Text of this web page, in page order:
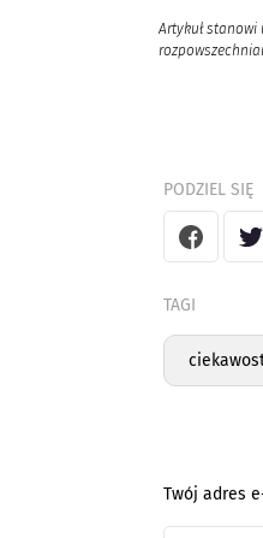
Artykuł stanowi
PODZIEL SIĘ
TAGI
Twój adres